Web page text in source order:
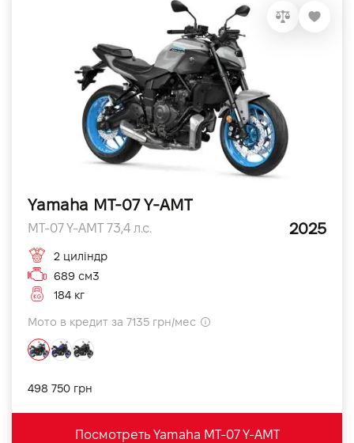
Yamaha MT-07 Y-AMT
MT-07 Y-AMT 73,4 л.с. 2025
2 циліндр
689 см3
184 кг
Мото в кредит за 7135 грн/мес
498 750 грн
Посмотреть Yamaha MT-07 Y-AMT